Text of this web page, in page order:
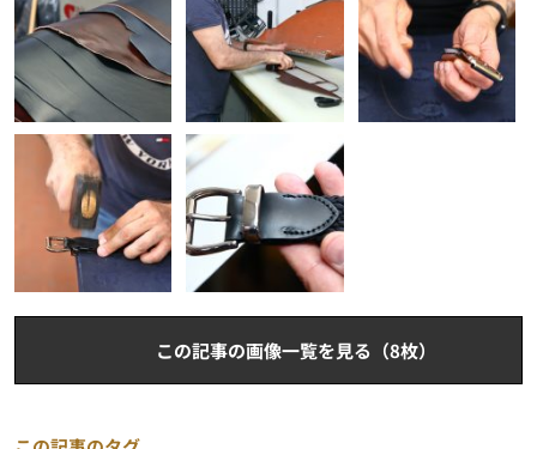
この記事の画像一覧を見る（8枚）